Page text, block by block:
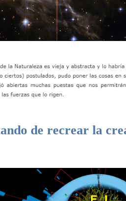
de recrear la